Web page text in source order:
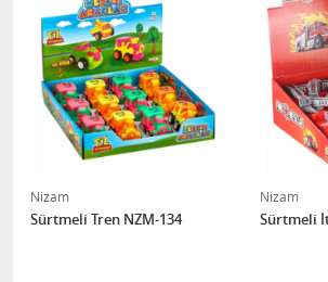
Nizam
Sürtmeli Tren NZM-134
Nizam
Sürtmeli